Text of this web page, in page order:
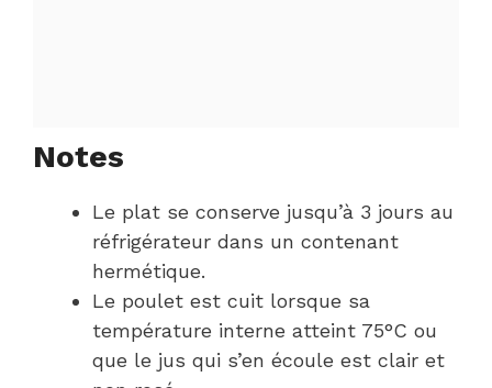
Notes
Le plat se conserve jusqu’à 3 jours au
réfrigérateur dans un contenant
hermétique.
Le poulet est cuit lorsque sa
température interne atteint 75°C ou
que le jus qui s’en écoule est clair et